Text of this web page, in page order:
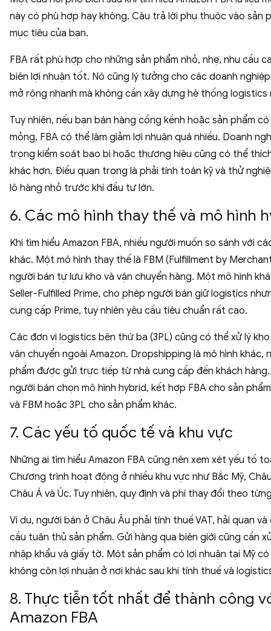
này có phù hợp hay không. Câu trả lời phụ thuộc vào sản
mục tiêu của bạn.
FBA rất phù hợp cho những sản phẩm nhỏ, nhẹ, nhu cầu
biên lợi nhuận tốt. Nó cũng lý tưởng cho các doanh
mở rộng nhanh mà không cần xây dựng hệ thống logistics
Tuy nhiên, nếu bạn bán hàng cồng kềnh hoặc sản phẩm
mỏng, FBA có thể làm giảm lợi nhuận quá nhiều. Doanh
trọng kiểm soát bao bì hoặc thương hiệu cũng có thể
khác hơn. Điều quan trọng là phải tính toán kỹ và thử
lô hàng nhỏ trước khi đầu tư lớn.
6. Các mô hình thay thế và mô hình
Khi tìm hiểu Amazon FBA, nhiều người muốn so sánh với
khác. Một mô hình thay thế là FBM (Fulfillment by
người bán tự lưu kho và vận chuyển hàng. Một mô hình
Seller-Fulfilled Prime, cho phép người bán giữ logistics
cung cấp Prime, tuy nhiên yêu cầu tiêu chuẩn rất cao.
Các đơn vị logistics bên thứ ba (3PL) cũng có thể xử lý
vận chuyển ngoài Amazon. Dropshipping là mô hình khác,
phẩm được gửi trực tiếp từ nhà cung cấp đến khách hàng.
người bán chọn mô hình hybrid, kết hợp FBA cho sản
và FBM hoặc 3PL cho sản phẩm khác.
7. Các yếu tố quốc tế và khu vực
Những ai tìm hiểu Amazon FBA cũng nên xem xét yếu tố
Chương trình hoạt động ở nhiều khu vực như Bắc Mỹ,
Châu Á và Úc. Tuy nhiên, quy định và phí thay đổi theo
Ví dụ, người bán ở Châu Âu phải tính thuế VAT, hải quan và
cầu tuân thủ sản phẩm. Gửi hàng qua biên giới cũng cần
nhập khẩu và giấy tờ. Một sản phẩm có lợi nhuận tại Mỹ
không còn lợi nhuận ở nơi khác sau khi tính thuế và
8. Thực tiễn tốt nhất để thành công
Amazon FBA